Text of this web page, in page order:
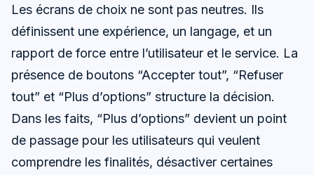
Les écrans de choix ne sont pas neutres. Ils
définissent une expérience, un langage, et un
rapport de force entre l’utilisateur et le service. La
présence de boutons “Accepter tout”, “Refuser
tout” et “Plus d’options” structure la décision.
Dans les faits, “Plus d’options” devient un point
de passage pour les utilisateurs qui veulent
comprendre les finalités, désactiver certaines